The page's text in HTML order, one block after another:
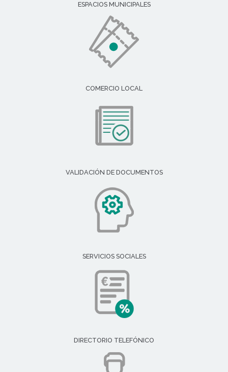
ESPACIOS MUNICIPALES
COMERCIO LOCAL
VALIDACIÓN DE DOCUMENTOS
SERVICIOS SOCIALES
DIRECTORIO TELEFÓNICO